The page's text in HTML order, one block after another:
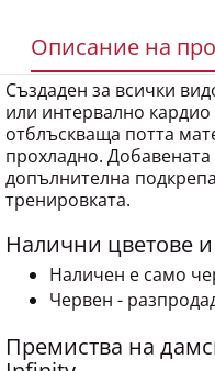
Създаден за всички
или интервално кардио
отблъскваща потта
прохладно. Добавената
допълнителна
тренировката.
Наличен е само
Червен -
Infinity